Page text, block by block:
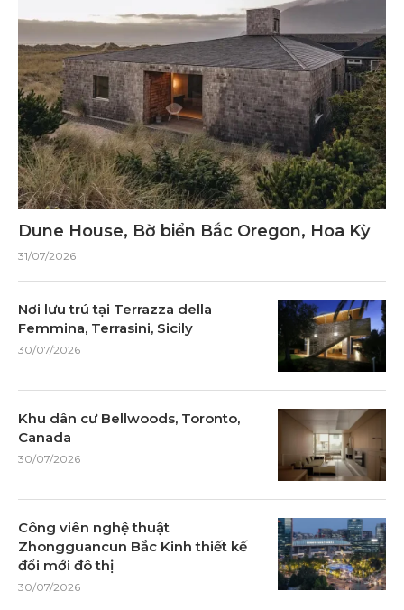
Dune House, Bờ biển Bắc Oregon, Hoa Kỳ
31/07/2026
Nơi lưu trú tại Terrazza della
Femmina, Terrasini, Sicily
30/07/2026
Khu dân cư Bellwoods, Toronto,
Canada
30/07/2026
Công viên nghệ thuật
Zhongguancun Bắc Kinh thiết kế
đổi mới đô thị
30/07/2026